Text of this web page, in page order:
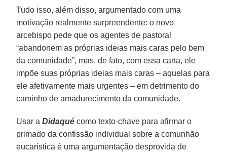
Tudo isso, além disso, argumentado com uma
motivação realmente surpreendente: o novo
arcebispo pede que os agentes de pastoral
“abandonem as próprias ideias mais caras pelo bem
da comunidade”, mas, de fato, com essa carta, ele
impõe suas próprias ideias mais caras – aquelas para
ele afetivamente mais urgentes – em detrimento do
caminho de amadurecimento da comunidade.
Usar aDidaqué como texto-chave para afirmar o
primado da confissão individual sobre a comunhão
eucarística é uma argumentação desprovida de